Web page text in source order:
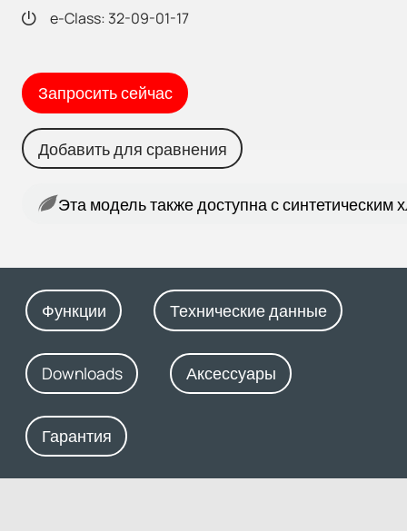
e-Class: 32-09-01-17
Запросить сейчас
Добавить для сравнения
Эта модель также доступна с синтетическим
Функции Технические данные
Downloads Аксессуары
Гарантия